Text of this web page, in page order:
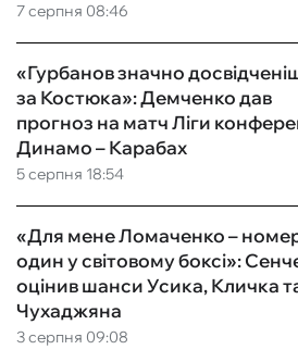
7 серпня 08:46
5 серпня 18:54
«Гурбанов значно
за Костюка»: Демченко дав
прогноз на матч Ліги
Динамо – Карабах
3 серпня 09:08
«Для мене Ломаченко –
один у світовому боксі»:
оцінив шанси Усика, Кличка
Чухаджяна